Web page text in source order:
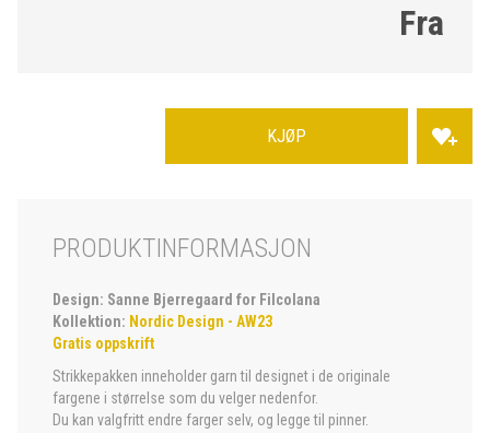
Fra
KJØP
PRODUKTINFORMASJON
Design: Sanne Bjerregaard for Filcolana
Kollektion: Nordic Design - AW23
Gratis oppskrift
Strikkepakken inneholder garn til designet i de originale
fargene i størrelse som du velger nedenfor.
Du kan valgfritt endre farger selv, og legge til pinner.